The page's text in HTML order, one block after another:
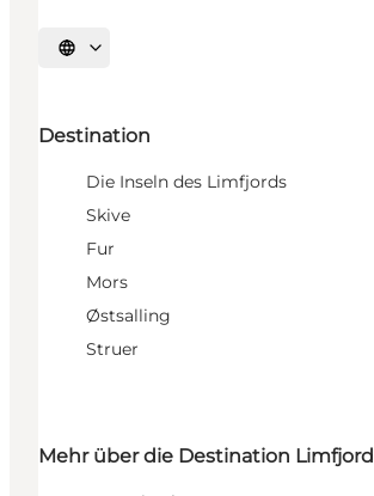
Sprache auswählen
Destination
Die Inseln des Limfjords
Skive
Fur
Mors
Østsalling
Struer
Mehr über die Destination Limfjord